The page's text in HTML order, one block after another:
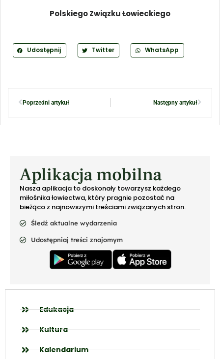
Polskiego Związku Łowieckiego
Udostępnij Twitter WhatsApp
Poprzedni artykuł Następny artykuł
Aplikacja mobilna
Nasza aplikacja to doskonały towarzysz każdego
miłośnika łowiectwa, który pragnie pozostać na
bieżąco z najnowszymi treściami związanych stron.
Śledź aktualne wydarzenia
Udostępniaj treści znajomym
Edukacja
Kultura
Kalendarium